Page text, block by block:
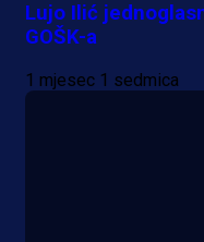
Lujo Ilić
GOŠK-a
1 mjesec 1 sedmica